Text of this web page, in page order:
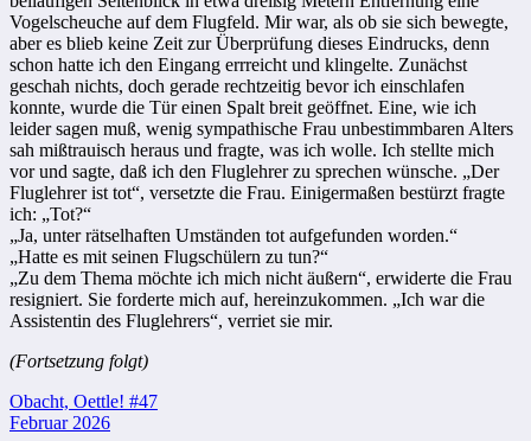
Vogelscheuche auf dem Flugfeld. Mir war, als ob sie sich bewegte,
aber es blieb keine Zeit zur Überprüfung dieses Eindrucks, denn
schon hatte ich den Eingang errreicht und klingelte. Zunächst
geschah nichts, doch gerade rechtzeitig bevor ich einschlafen
konnte, wurde die Tür einen Spalt breit geöffnet. Eine, wie ich
leider sagen muß, wenig sympathische Frau unbestimmbaren Alters
sah mißtrauisch heraus und fragte, was ich wolle. Ich stellte mich
vor und sagte, daß ich den Fluglehrer zu sprechen wünsche. „Der
Fluglehrer ist tot“, versetzte die Frau. Einigermaßen bestürzt fragte
ich: „Tot?“
„Ja, unter rätselhaften Umständen tot aufgefunden worden.“
„Hatte es mit seinen Flugschülern zu tun?“
„Zu dem Thema möchte ich mich nicht äußern“, erwiderte die Frau
resigniert. Sie forderte mich auf, hereinzukommen. „Ich war die
Assistentin des Fluglehrers“, verriet sie mir.
(Fortsetzung folgt)
Beitragsnavigation
Obacht, Oettle! #47
Februar 2026